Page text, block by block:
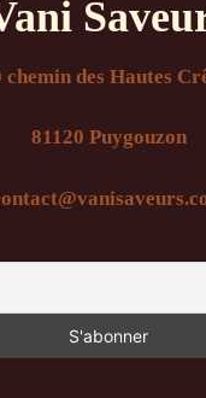
chemin des Hautes
81120 Puygouzon